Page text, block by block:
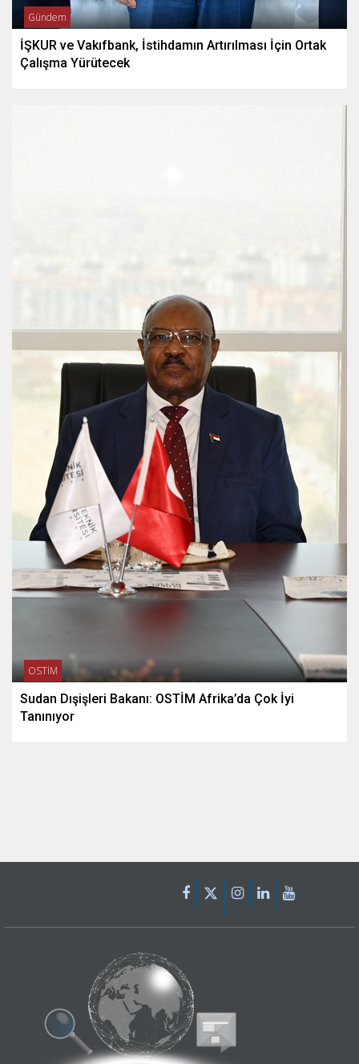
Gündem
İŞKUR ve Vakıfbank, İstihdamın Artırılması İçin Ortak
Çalışma Yürütecek
OSTİM
Sudan Dışişleri Bakanı: OSTİM Afrika’da Çok İyi
Tanınıyor